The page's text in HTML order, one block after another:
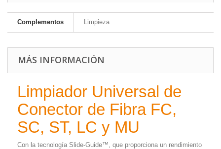
Complementos Limpieza
MÁS INFORMACIÓN
Limpiador Universal de
Conector de Fibra FC,
SC, ST, LC y MU
Con la tecnología Slide-Guide™, que proporciona un rendimiento